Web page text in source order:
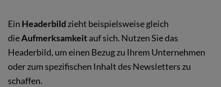
Ein Headerbild zieht beispielsweise gleich
dieAufmerksamkeitauf sich. Nutzen Sie das
Headerbild, um einen Bezug zu Ihrem Unternehmen
oder zum spezifischen Inhalt des Newsletters zu
schaffen.